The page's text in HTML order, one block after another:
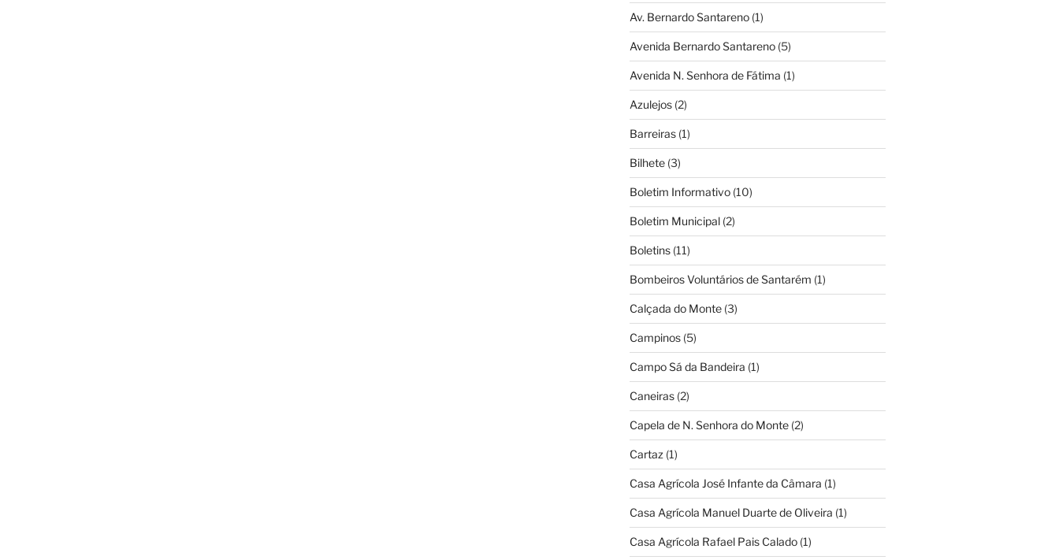
Av. Bernardo Santareno(1)
Avenida Bernardo Santareno(5)
Avenida N. Senhora de Fátima (1)
Azulejos(2)
Barreiras(1)
Bilhete(3)
Boletim Informativo(10)
Boletim Municipal(2)
Boletins(11)
Bombeiros Voluntários de Santarém (1)
Calçada do Monte(3)
Campinos(5)
Campo Sá da Bandeira (1)
Caneiras(2)
Capela de N. Senhora do Monte(2)
Cartaz (1)
Casa Agrícola José Infante da Câmara (1)
Casa Agrícola Manuel Duarte de Oliveira (1)
Casa Agrícola Rafael Pais Calado(1)